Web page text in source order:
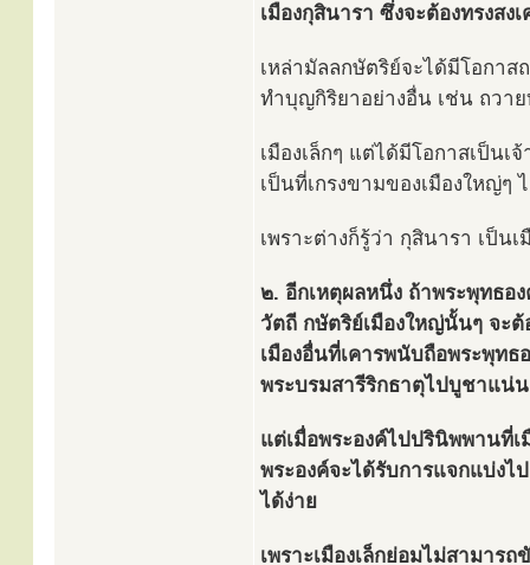
เมืองกุสินารา ซึ่งจะต้องทรงสง
เหล่ามัลลกษัตริย์จะได้มีโอกาส
ทำบุญกิริยาอย่างอื่น เช่น ถวา
เมืองเล็กๆ แต่ได้มีโอกาสเป็น
เป็นที่เกรงขามของเมืองใหญ่ๆ
เพราะต่างก็รู้ว่า กุสินารา เป็น
๒. อีกเหตุผลหนึ่ง ถ้าพระพุทธอ
วัตถี กษัตริย์เมืองใหญ่นั้นๆ จะต้
เมืองอื่นที่เคารพนับถือพระพุท
พระบรมสารีริกธาตุไปบูชาแน่
แต่เมื่อพระองค์ไปปรินิพพานที่เ
พระองค์จะได้รับการแจกแบ่งไ
ได้ง่าย
เพราะเมืองเล็กย่อมไม่สามาร